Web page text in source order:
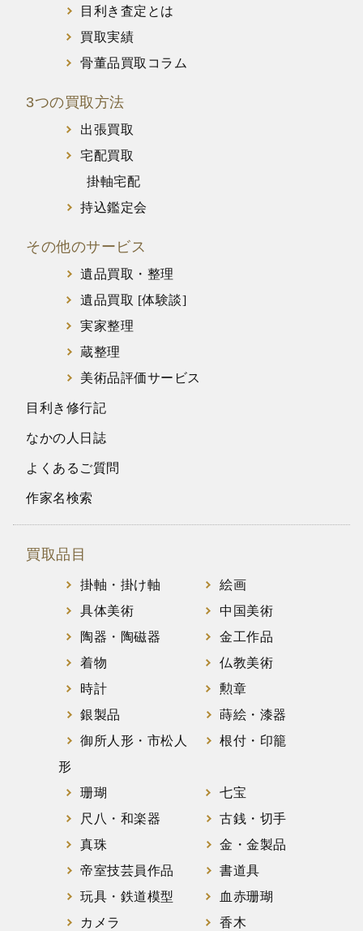
目利き査定とは
買取実績
骨董品買取コラム
3つの買取方法
出張買取
宅配買取
掛軸宅配
持込鑑定会
その他のサービス
遺品買取・整理
遺品買取 [体験談]
実家整理
蔵整理
美術品評価サービス
目利き修行記
なかの人日誌
よくあるご質問
作家名検索
買取品目
掛軸・掛け軸
絵画
具体美術
中国美術
陶器・陶磁器
金工作品
着物
仏教美術
時計
勲章
銀製品
蒔絵・漆器
御所人形・市松人
形
根付・印籠
珊瑚
七宝
尺八・和楽器
古銭・切手
真珠
金・金製品
帝室技芸員作品
書道具
玩具・鉄道模型
血赤珊瑚
カメラ
香木